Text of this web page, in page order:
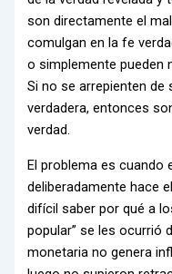
son directamente el
comulgan en la fe
o simplemente pueden
Si no se arrepienten
verdadera, entonces
verdad.
El problema es cuando
deliberadamente hace
difícil saber por qué a
popular” se les ocurrió
monetaria no genera